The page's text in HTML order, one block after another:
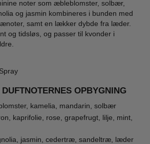
noter som æbleblomster, solbær,
og jasmin kombineres i bunden med
samt en lækker dybde fra læder.
og tidsløs, og passer til kvonder i
OPBYGNING
kamelia, mandarin, solbær
kaprifolie, rose, grapefrugt, lilje, mint,
jasmin, cedertræ, sandeltræ, læder